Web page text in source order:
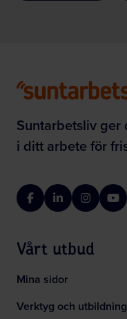
Suntarbetsliv
i ditt arbete för
FacebookLinkedInInstagram
Vårt utbud
Mina sidor
Verktyg och